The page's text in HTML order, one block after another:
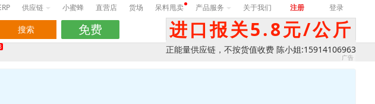
供应链 小蜜蜂 直营店 货场 呆料甩卖 产品服务 关于我们 注册 登录
进口报关5.8元/公斤
正能量供应链，不按货值收费 陈小姐:15914106963